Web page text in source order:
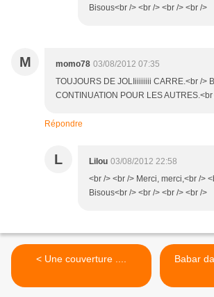
Bisous<br /> <br /> <br /> <br />
M momo78 03/08/2012 07:35
TOUJOURS DE JOLIiiiiiiii CARRE.<br />
CONTINUATION POUR LES
Répondre
L Lilou 03/08/2012 22:58
<br /> <br /> Merci, merci,<br />
Bisous<br /> <br /> <br /> <br />
< Une couverture ....
Babar